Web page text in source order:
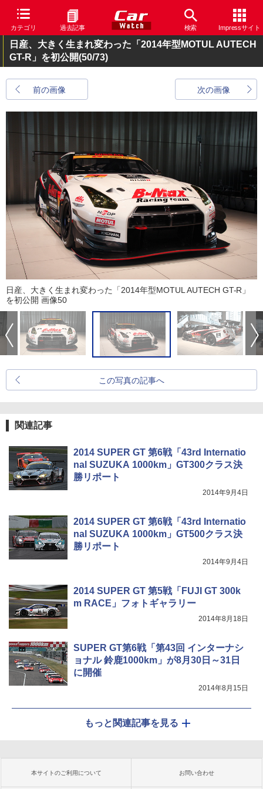
カテゴリ 過去記事 検索 Impressサイト
日産、大きく生まれ変わった「2014年型MOTUL AUTECH
GT-R」を初公開(50/73)
前の画像 次の画像
日産、大きく生まれ変わった「2014年型MOTUL AUTECH GT-R」
を初公開 画像50
この写真の記事へ
関連記事
2014 SUPER GT 第6戦「43rd Internatio
nal SUZUKA 1000km」GT300クラス決
勝リポート
2014年9月4日
2014 SUPER GT 第6戦「43rd Internatio
nal SUZUKA 1000km」GT500クラス決
勝リポート
2014年9月4日
2014 SUPER GT 第5戦「FUJI GT 300k
m RACE」フォトギャラリー
2014年8月18日
SUPER GT第6戦「第43回 インターナシ
ョナル 鈴鹿1000km」が8月30日～31日
に開催
2014年8月15日
もっと関連記事を見る
本サイトのご利用について お問い合わせ